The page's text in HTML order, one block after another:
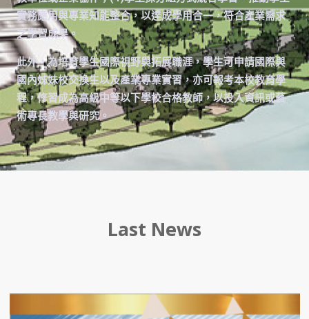
實務應用與專業知能整合，以達成學用合一，符合產業需求
之學習成果。
此外，為培育學生國際視野與拓展職涯，學生可申請國際與
國內姊妹校交換生以及產業專業實習，亦可報考本校教育學
程，修習成為高級中等以下學校合格教師，以投入資訊或藝
術專長教學與研究。
Last News